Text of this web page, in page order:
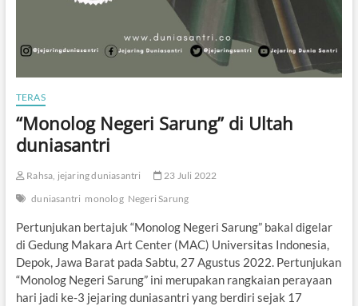
TERAS
“Monolog Negeri Sarung” di Ultah
duniasantri
Rahsa, jejaring duniasantri
23 Juli 2022
duniasantri monolog Negeri Sarung
Pertunjukan bertajuk “Monolog Negeri Sarung” bakal digelar
di Gedung Makara Art Center (MAC) Universitas Indonesia,
Depok, Jawa Barat pada Sabtu, 27 Agustus 2022. Pertunjukan
“Monolog Negeri Sarung” ini merupakan rangkaian perayaan
hari jadi ke-3 jejaring duniasantri yang berdiri sejak 17